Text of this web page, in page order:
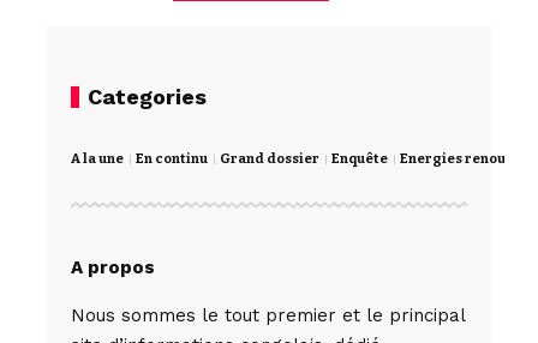
Categories
A la une En continu Grand dossier Enquête Energies
A propos
Nous sommes le tout premier et le principal